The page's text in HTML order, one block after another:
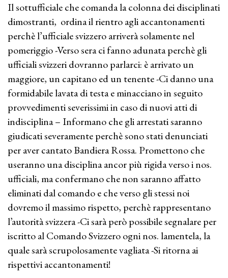
Il sottufficiale che comanda la colonna dei disciplinati
dimostranti, ordina il rientro agli accantonamenti
perchè l’ufficiale svizzero arriverà solamente nel
pomeriggio -Verso sera ci fanno adunata perchè gli
ufficiali svizzeri dovranno parlarci: è arrivato un
maggiore, un capitano ed un tenente -Ci danno una
formidabile lavata di testa e minacciano in seguito
provvedimenti severissimi in caso di nuovi atti di
indisciplina – Informano che gli arrestati saranno
giudicati severamente perchè sono stati denunciati
per aver cantato Bandiera Rossa. Promettono che
useranno una disciplina ancor più rigida verso i nos.
ufficiali, ma confermano che non saranno affatto
eliminati dal comando e che verso gli stessi noi
dovremo il massimo rispetto, perchè rappresentano
l’autorità svizzera -Ci sarà però possibile segnalare per
iscritto al Comando Svizzero ogni nos. lamentela, la
quale sarà scrupolosamente vagliata -Si ritorna ai
rispettivi accantonamenti!